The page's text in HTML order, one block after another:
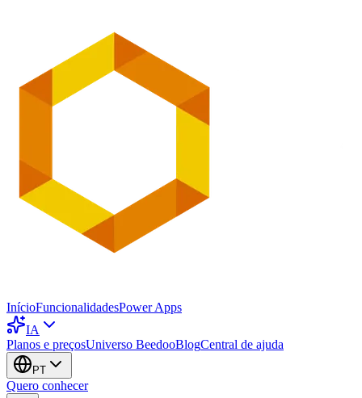
InícioFuncionalidadesPower Apps
IA
Planos e preçosUniverso BeedooBlogCentral de ajuda
PT
Quero conhecer